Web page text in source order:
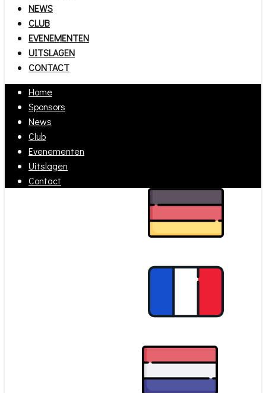
NEWS
CLUB
EVENEMENTEN
UITSLAGEN
CONTACT
Home
Sponsors
News
Club
Evenementen
Uitslagen
Contact